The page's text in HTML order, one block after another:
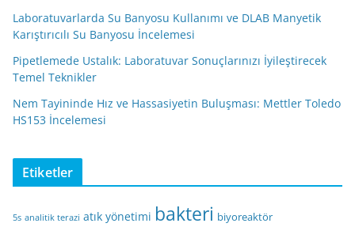
Laboratuvarlarda Su Banyosu Kullanımı ve DLAB Manyetik
Karıştırıcılı Su Banyosu İncelemesi
Pipetlemede Ustalık: Laboratuvar Sonuçlarınızı İyileştirecek
Temel Teknikler
Nem Tayininde Hız ve Hassasiyetin Buluşması: Mettler Toledo
HS153 İncelemesi
Etiketler
5s analitik terazi atık yönetimi bakteri biyoreaktör